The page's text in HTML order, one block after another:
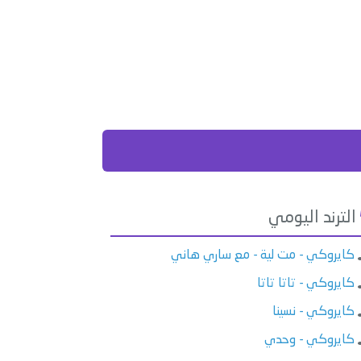
الترند اليومي
كايروكي - مت لية - مع ساري هاني
كايروكي - تاتا تاتا
كايروكي - نسينا
كايروكي - وحدي